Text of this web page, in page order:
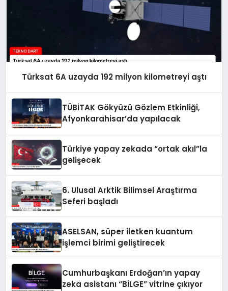
Türksat 6A uzayda 192 milyon kilometreyi aştı
TÜBİTAK Gökyüzü Gözlem Etkinliği,
Afyonkarahisar’da yapılacak
Türkiye yapay zekada “ortak akıl”la
gelişecek
6. Ulusal Arktik Bilimsel Araştırma
Seferi başladı
ASELSAN, süper iletken kuantum
işlemci birimi geliştirecek
Cumhurbaşkanı Erdoğan’ın yapay
zeka asistanı “BİLGE” vitrine çıkıyor